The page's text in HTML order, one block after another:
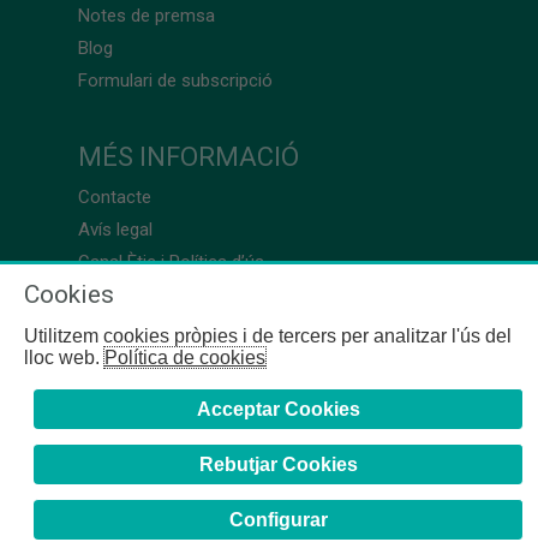
Notes de premsa
Blog
Formulari de subscripció
MÉS INFORMACIÓ
Contacte
Avís legal
Canal Ètic i Política d’ús
Cookies
Utilitzem cookies pròpies i de tercers per analitzar l'ús del
lloc web.Política de cookies
Acceptar Cookies
Rebutjar Cookies
Configurar